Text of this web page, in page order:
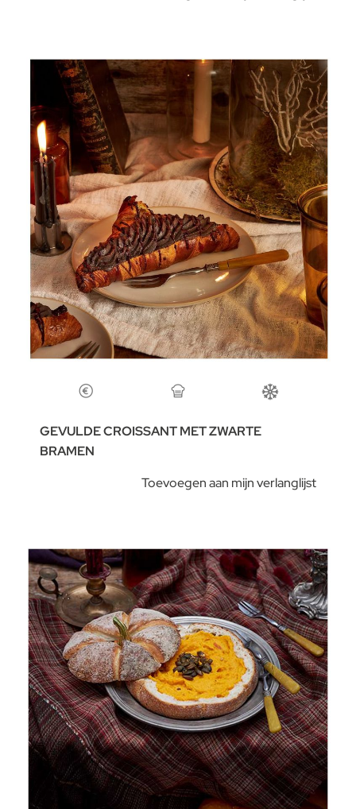
GEVULDE CROISSANT MET ZWARTE
BRAMEN
Toevoegen aan mijn verlanglijst